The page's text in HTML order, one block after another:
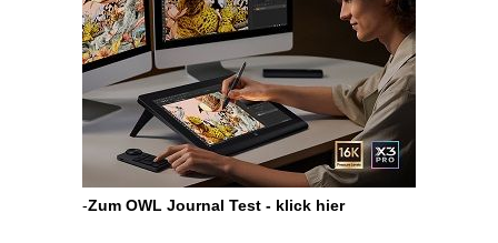
-Zum OWL Journal Test - klick hier